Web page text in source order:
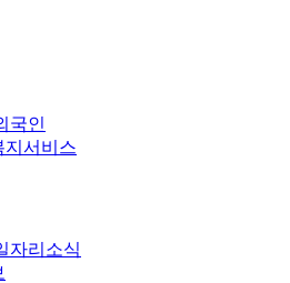
국인
지서비스
자리소식